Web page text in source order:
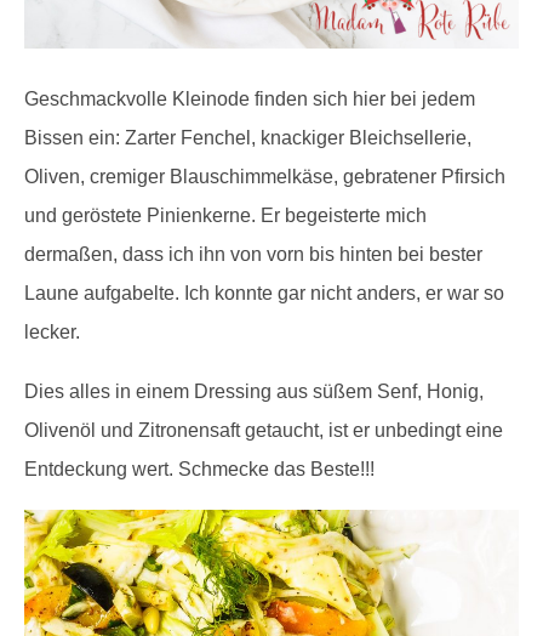
Geschmackvolle Kleinode finden sich hier bei jedem
Bissen ein: Zarter Fenchel, knackiger Bleichsellerie,
Oliven, cremiger Blauschimmelkäse, gebratener Pfirsich
und geröstete Pinienkerne. Er begeisterte mich
dermaßen, dass ich ihn von vorn bis hinten bei bester
Laune aufgabelte. Ich konnte gar nicht anders, er war so
lecker.
Dies alles in einem Dressing aus süßem Senf, Honig,
Olivenöl und Zitronensaft getaucht, ist er unbedingt eine
Entdeckung wert. Schmecke das Beste!!!